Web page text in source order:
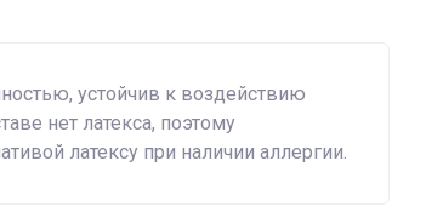
устойчив к воздействию
нет латекса, поэтому
латексу при наличии аллергии.